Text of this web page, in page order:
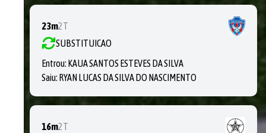
23m2T
SUBSTITUICAO
Entrou: KAUA SANTOS ESTEVES DA SILVA
Saiu: RYAN LUCAS DA SILVA DO NASCIMENTO
16m2T